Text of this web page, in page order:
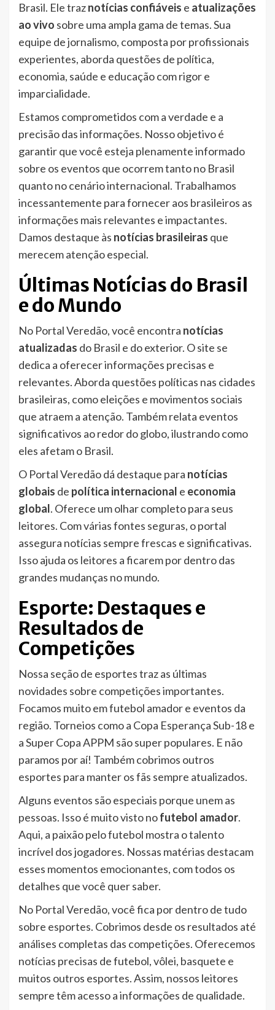
Brasil. Ele traznotícias confiáveis e atualizações
ao vivo sobre uma ampla gama de temas. Sua
equipe de jornalismo, composta por profissionais
experientes, aborda questões de política,
economia, saúde e educação com rigor e
imparcialidade.
Estamos comprometidos com a verdade e a
precisão das informações. Nosso objetivo é
garantir que você esteja plenamente informado
sobre os eventos que ocorrem tanto no Brasil
quanto no cenário internacional. Trabalhamos
incessantemente para fornecer aos brasileiros as
informações mais relevantes e impactantes.
Damos destaque às notícias brasileiras que
merecem atenção especial.
Últimas Notícias do Brasil
e do Mundo
No Portal Veredão, você encontra notícias
atualizadas do Brasil e do exterior. O site se
dedica a oferecer informações precisas e
relevantes. Aborda questões políticas nas cidades
brasileiras, como eleições e movimentos sociais
que atraem a atenção. Também relata eventos
significativos ao redor do globo, ilustrando como
eles afetam o Brasil.
O Portal Veredão dá destaque para notícias
globais de política internacional e economia
global. Oferece um olhar completo para seus
leitores. Com várias fontes seguras, o portal
assegura notícias sempre frescas e significativas.
Isso ajuda os leitores a ficarem por dentro das
grandes mudanças no mundo.
Esporte: Destaques e
Resultados de
Competições
Nossa seção de esportes traz as últimas
novidades sobre competições importantes.
Focamos muito em futebol amador e eventos da
região. Torneios como a Copa Esperança Sub-18 e
a Super Copa APPM são super populares. E não
paramos por aí! Também cobrimos outros
esportes para manter os fãs sempre atualizados.
Alguns eventos são especiais porque unem as
pessoas. Isso é muito visto nofutebol amador.
Aqui, a paixão pelo futebol mostra o talento
incrível dos jogadores. Nossas matérias destacam
esses momentos emocionantes, com todos os
detalhes que você quer saber.
No Portal Veredão, você fica por dentro de tudo
sobre esportes. Cobrimos desde os resultados até
análises completas das competições. Oferecemos
notícias precisas de futebol, vôlei, basquete e
muitos outros esportes. Assim, nossos leitores
sempre têm acesso a informações de qualidade.